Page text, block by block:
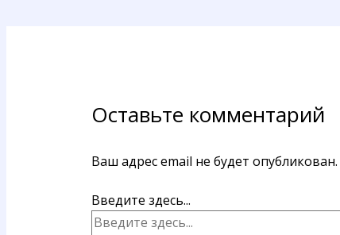
Оставьте комментарий
Ваш адрес email не будет опубликован.
Введите здесь...